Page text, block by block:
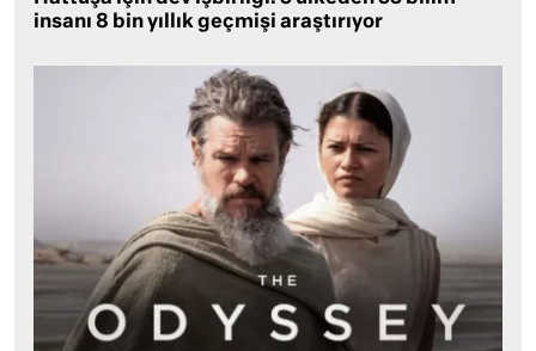
insanı 8 bin yıllık geçmişi araştırıyor